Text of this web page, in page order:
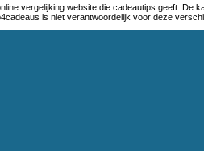
vergelijking website die cadeautips geeft. De
is niet verantwoordelijk voor deze